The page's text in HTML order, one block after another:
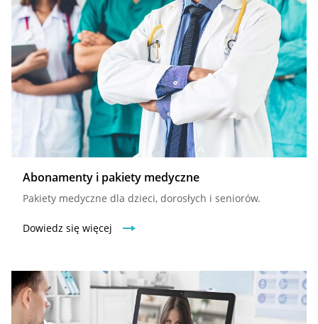
Abonamenty i pakiety medyczne
Pakiety medyczne dla dzieci, dorosłych i seniorów.
Dowiedz się więcej